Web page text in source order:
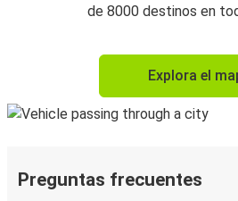
de 8000 destinos en
Explora el
Preguntas frecuentes